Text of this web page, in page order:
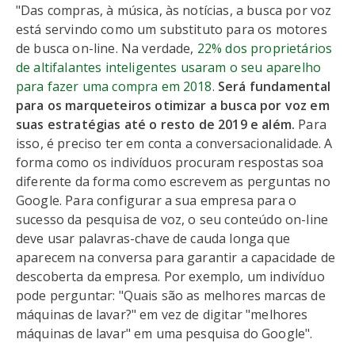
"Das compras, à música, às notícias, a busca por voz
está servindo como um substituto para os motores
de busca on-line. Na verdade, 22% dos proprietários
de altifalantes inteligentes usaram o seu aparelho
para fazer uma compra em 2018. Será fundamental
para os marqueteiros otimizar a busca por voz em
suas estratégias até o resto de 2019 e além. Para
isso, é preciso ter em conta a conversacionalidade. A
forma como os indivíduos procuram respostas soa
diferente da forma como escrevem as perguntas no
Google. Para configurar a sua empresa para o
sucesso da pesquisa de voz, o seu conteúdo on-line
deve usar palavras-chave de cauda longa que
aparecem na conversa para garantir a capacidade de
descoberta da empresa. Por exemplo, um indivíduo
pode perguntar: "Quais são as melhores marcas de
máquinas de lavar?" em vez de digitar "melhores
máquinas de lavar" em uma pesquisa do Google".